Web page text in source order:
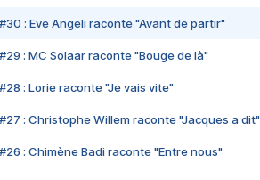
#30 : Eve Angeli raconte "Avant de partir"
#29 : MC Solaar raconte "Bouge de là"
#28 : Lorie raconte "Je vais vite"
#27 : Christophe Willem raconte "Jacques a dit"
#26 : Chimène Badi raconte "Entre nous"